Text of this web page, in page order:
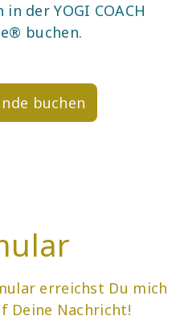
der YOGI COACH
buchen.
buchen
erreichst Du mich
Deine Nachricht!